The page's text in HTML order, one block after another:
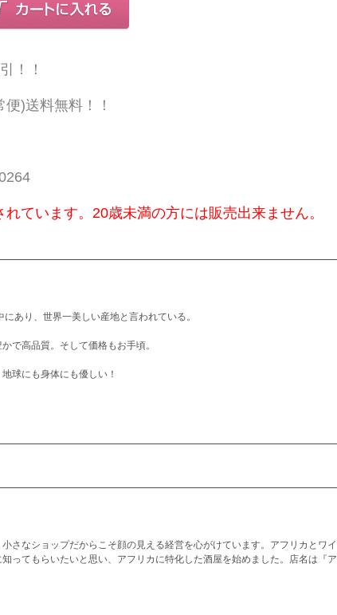
！！
)送料無料！！
ています。20歳未満の方には販売出来ません。
あり、世界一美しい産地と言われている。
で高品質。そして価格もお手頃。
球にも身体にも優しい！
さなショップだからこそ顔の見える経営を心がけています。アフリカとワイ
ってもらいたいと思い、アフリカに特化した酒屋を始めました。店名は『ア